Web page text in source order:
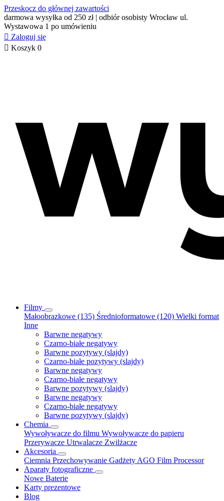
Przeskocz do głównej zawartości
darmowa wysyłka od 250 zł | odbiór osobisty Wrocław ul.
Wystawowa 1 po umówieniu
 Zaloguj się
 Koszyk 0
Filmy
Małoobrazkowe (135) Średnioformatowe (120) Wielki format
Inne
Barwne negatywy
Czarno-białe negatywy
Barwne pozytywy (slajdy)
Czarno-białe pozytywy (slajdy)
Barwne negatywy
Czarno-białe negatywy
Barwne pozytywy (slajdy)
Barwne negatywy
Czarno-białe negatywy
Barwne pozytywy (slajdy)
Chemia
Wywoływacze do filmu Wywoływacze do papieru
Przerywacze Utrwalacze Zwilżacze
Akcesoria
Ciemnia Przechowywanie Gadżety AGO Film Processor
Aparaty fotograficzne
Nowe Baterie
Karty prezentowe
Blog